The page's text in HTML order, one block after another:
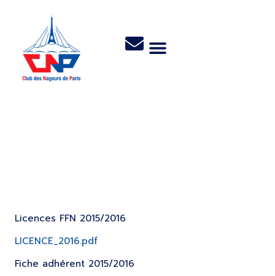
Licences FFN 2015/2016
LICENCE_2016.pdf
Fiche adhérent 2015/2016